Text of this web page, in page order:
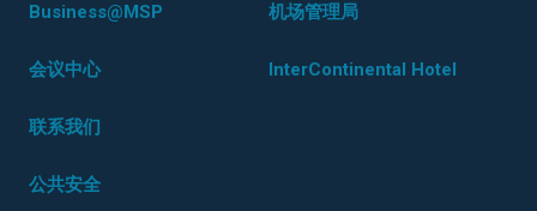
Business@MSP
会议中心
联系我们
公共安全
机场管理局
InterContinental Hotel